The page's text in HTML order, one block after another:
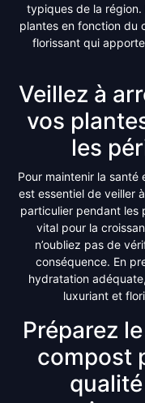
typiques de la région.
plantes en fonction du
florissant qui
Veillez à
vos
les
Pour maintenir la
est essentiel de veiller
particulier pendant les
vital pour la
n’oubliez pas de
conséquence. En
hydratation
luxuriant et
Préparez
compost